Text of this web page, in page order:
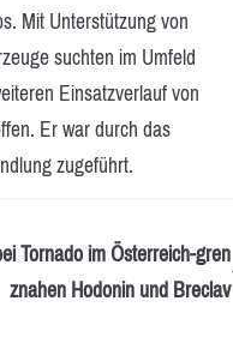
Mit Unterstützung von
suchten im Umfeld
Einsatzverlauf von
Er war durch das
zugeführt.
Tornado im Österreich-gren
znahen Hodonin und Breclav